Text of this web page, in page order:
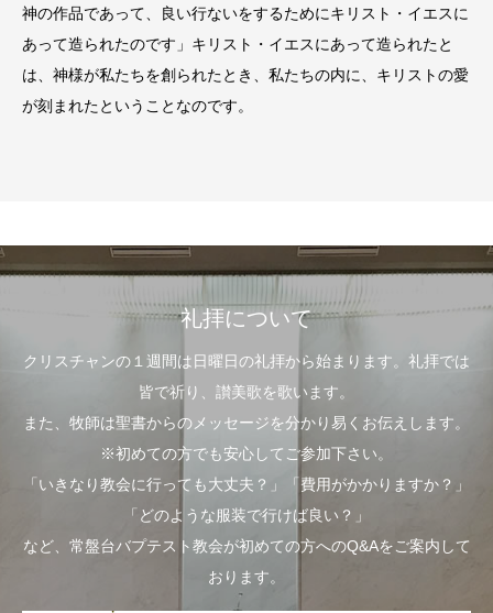
神の作品であって、良い行ないをするためにキリスト・イエスに
あって造られたのです」キリスト・イエスにあって造られたと
は、神様が私たちを創られたとき、私たちの内に、キリストの愛
が刻まれたということなのです。
礼拝について
クリスチャンの１週間は日曜日の礼拝から始まります。礼拝では
皆で祈り、讃美歌を歌います。
また、牧師は聖書からのメッセージを分かり易くお伝えします。
※初めての方でも安心してご参加下さい。
「いきなり教会に行っても大丈夫？」「費用がかかりますか？」
「どのような服装で行けば良い？」
など、常盤台バプテスト教会が初めての方へのQ&Aをご案内して
おります。